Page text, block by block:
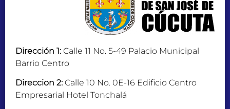
Dirección 1: Calle 11 No. 5-49 Palacio Municipal
Barrio Centro
Direccion 2: Calle 10 No. 0E-16 Edificio Centro
Empresarial Hotel Tonchalá